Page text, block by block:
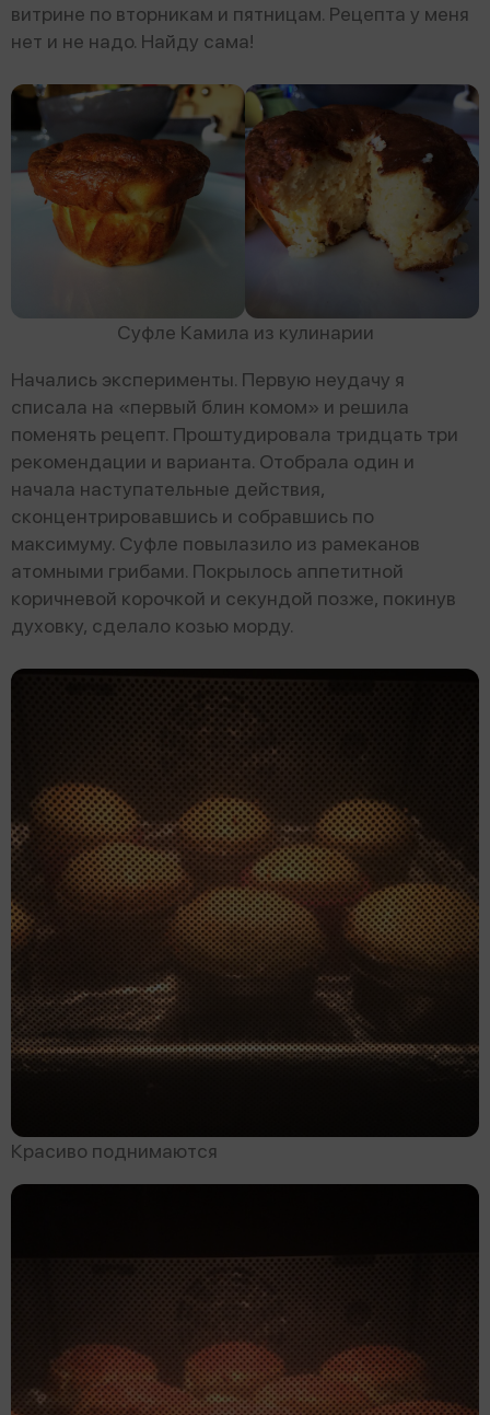
витрине по вторникам и пятницам. Рецепта у меня
нет и не надо. Найду сама!
Суфле Камила из кулинарии
Начались эксперименты. Первую неудачу я
списала на «первый блин комом» и решила
поменять рецепт. Проштудировала тридцать три
рекомендации и варианта. Отобрала один и
начала наступательные действия,
сконцентрировавшись и собравшись по
максимуму. Суфле повылазило из рамеканов
атомными грибами. Покрылось аппетитной
коричневой корочкой и секундой позже, покинув
духовку, сделало козью морду.
Красиво поднимаются